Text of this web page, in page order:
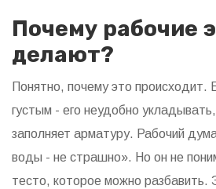
Почему рабочие
делают?
Понятно, почему это происходит.
густым - его неудобно
заполняет арматуру. Рабочий
воды - не страшно». Но он не
тесто, которое можно разбавить.